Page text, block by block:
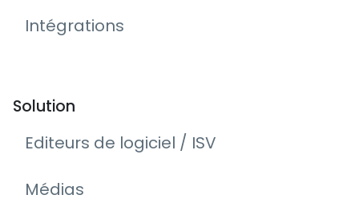
Intégrations
Solution
Editeurs de logiciel / ISV
Médias